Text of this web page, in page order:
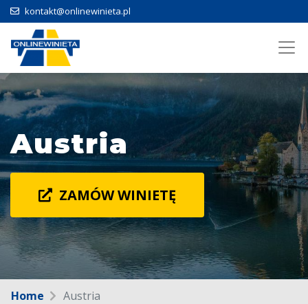
kontakt@onlinewinieta.pl
Austria
ZAMÓW WINIETĘ
Home Austria